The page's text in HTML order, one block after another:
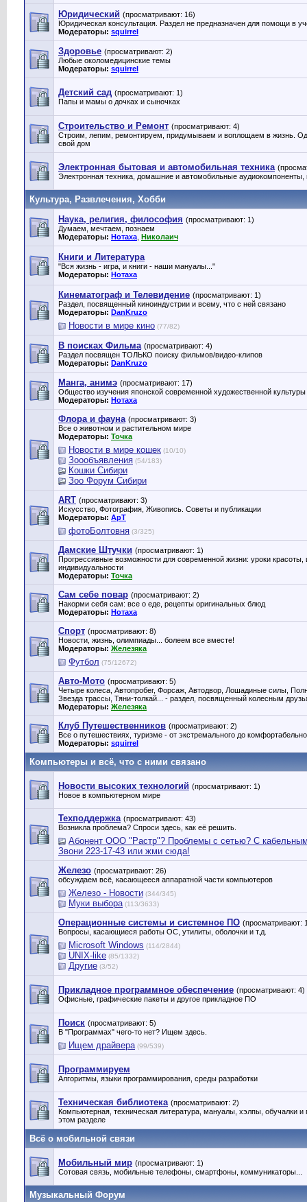
Юридический (просматривают: 16)
Юридическая консультация. Раздел не предназначен для помощи в
Модераторы: squirrel
Здоровье (просматривают: 2)
Любые околомедицинские темы
Модераторы: squirrel
Детский сад (просматривают: 1)
Папы и мамы о дочках и сыночках
Строительство и Ремонт (просматривают: 4)
Строим, лепим, ремонтируем, придумываем и воплощаем в жизнь.
свой дом
Электронная бытовая и автомобильная техника
Электронная техника, домашние и автомобильные аудиокомпоненты,
Культура, Развлечения, Хобби
Наука, религия, философия (просматривают: 1)
Думаем, мечтаем, познаем
Модераторы: Нотаха Николаич
Книги и Литература
"Вся жизнь - игра, и книги - наши мануалы..."
Модераторы: Нотаха
Кинематограф и Телевидение (просматривают: 1)
Раздел, посвященный киноиндустрии и всему, что с ней связано
Модераторы: DanKruzo
Новости в мире кино (77/82)
В поисках Фильма (просматривают: 4)
Раздел посвящен ТОЛЬКО поиску фильмов/видео-клипов
Модераторы: DanKruzo
Манга, анимэ (просматривают: 17)
Общество изучения японской современной художественной культуры
Модераторы: Нотаха
Флора и фауна (просматривают: 3)
Все о животном и растительном мире
Модераторы: Точка
Новости в мире кошек (10/10)
Зоообъявления (54/183)
Кошки Сибири
Зоо Форум Сибири
ART (просматривают: 3)
Искусство, Фотография, Живопись. Советы и публикации
Модераторы: ApT
фотоБолтовня (3/325)
Дамские Штучки (просматривают: 1)
Прогрессивные возможности для современной жизни: уроки красоты,
индивидуальности
Модераторы: Точка
Сам себе повар (просматривают: 2)
Накорми себя сам: все о еде, рецепты оригинальных блюд
Модераторы: Нотаха
Спорт (просматривают: 8)
Новости, жизнь, олимпиады... болеем все вместе!
Модераторы: Железяка
Футбол (75/12672)
Авто-Мото (просматривают: 5)
Четыре колеса, Автопробег, Форсаж, Автодвор, Лошадиные силы,
Звезда трассы, Тяни-толкай... - раздел, посвященный колесным
Модераторы: Железяка
Клуб Путешественников (просматривают: 2)
Все о путешествиях, туризме - от экстремального до
Модераторы: squirrel
Компьютеры и всё, что с ними связано
Новости высоких технологий (просматривают: 1)
Новое в компьютерном мире
Техподдержка (просматривают: 43)
Возникла проблема? Спроси здесь, как её решить.
Абонент ООО "Растр"? Проблемы с сетью? С
Звони 223-17-43 или жми сюда!
Железо (просматривают: 26)
обсуждаем всё, касающееся аппаратной части компьютеров
Железо - Новости (344/345)
Муки выбора (113/3633)
Операционные системы и системное ПО (просматривают:
Вопросы, касающиеся работы ОС, утилиты, оболочки и т.д.
Microsoft Windows (114/2844)
UNIX-like (85/1332)
Другие (3/52)
Прикладное программное обеспечение (просматривают: 4)
Офисные, графические пакеты и другое прикладное ПО
Поиск (просматривают: 5)
В "Программах" чего-то нет? Ищем здесь.
Ищем драйвера (99/539)
Программируем
Алгоритмы, языки программирования, среды разработки
Техническая библиотека (просматривают: 2)
Компьютерная, техническая литература, мануалы, хэлпы, обучалки
этом разделе
Всё о мобильной связи
Мобильный мир (просматривают: 1)
Сотовая связь, мобильные телефоны, смартфоны, коммуникаторы...
Музыкальный Форум